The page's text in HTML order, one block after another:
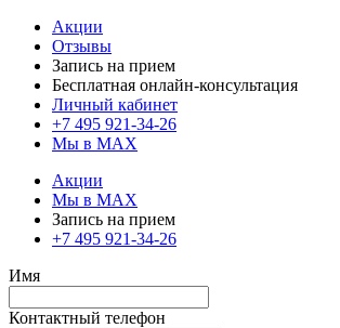
Акции
Отзывы
Запись на прием
Бесплатная онлайн-консультация
Личный кабинет
+7 495 921-34-26
Мы в MAX
Акции
Мы в MAX
Запись на прием
+7 495 921-34-26
Имя
Контактный телефон